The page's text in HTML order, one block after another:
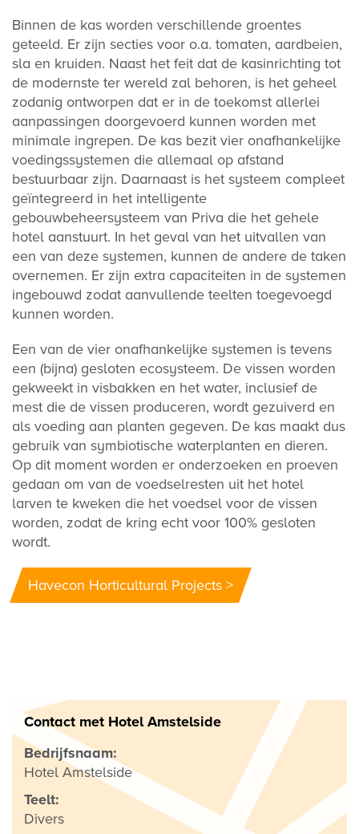
Binnen de kas worden verschillende groentes
geteeld. Er zijn secties voor o.a. tomaten, aardbeien,
sla en kruiden. Naast het feit dat de kasinrichting tot
de modernste ter wereld zal behoren, is het geheel
zodanig ontworpen dat er in de toekomst allerlei
aanpassingen doorgevoerd kunnen worden met
minimale ingrepen. De kas bezit vier onafhankelijke
voedingssystemen die allemaal op afstand
bestuurbaar zijn. Daarnaast is het systeem compleet
geïntegreerd in het intelligente
gebouwbeheersysteem van Priva die het gehele
hotel aanstuurt. In het geval van het uitvallen van
een van deze systemen, kunnen de andere de taken
overnemen. Er zijn extra capaciteiten in de systemen
ingebouwd zodat aanvullende teelten toegevoegd
kunnen worden.
Een van de vier onafhankelijke systemen is tevens
een (bijna) gesloten ecosysteem. De vissen worden
gekweekt in visbakken en het water, inclusief de
mest die de vissen produceren, wordt gezuiverd en
als voeding aan planten gegeven. De kas maakt dus
gebruik van symbiotische waterplanten en dieren.
Op dit moment worden er onderzoeken en proeven
gedaan om van de voedselresten uit het hotel
larven te kweken die het voedsel voor de vissen
worden, zodat de kring echt voor 100% gesloten
wordt.
Havecon Horticultural Projects >
Contact met Hotel Amstelside
Bedrijfsnaam:
Hotel Amstelside
Teelt:
Divers